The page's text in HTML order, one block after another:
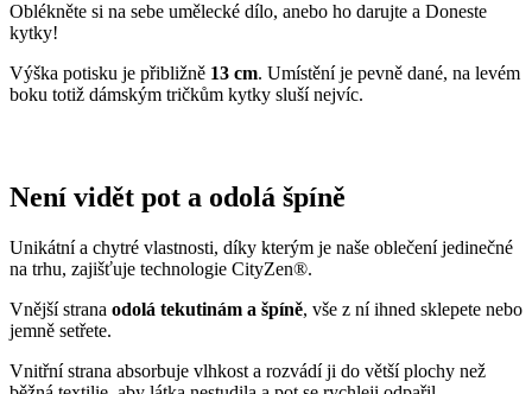
Oblékněte si na sebe umělecké dílo, anebo ho darujte a Doneste
kytky!
Výška potisku je přibližně 13 cm. Umístění je pevně dané, na levém
boku totiž dámským tričkům kytky sluší nejvíc.
Není vidět pot a odolá špíně
Unikátní a chytré vlastnosti, díky kterým je naše oblečení jedinečné
na trhu, zajišťuje technologie CityZen®.
Vnější strana odolá tekutinám a špíně, vše z ní ihned sklepete nebo
jemně setřete.
Vnitřní strana absorbuje vlhkost a rozvádí ji do větší plochy než